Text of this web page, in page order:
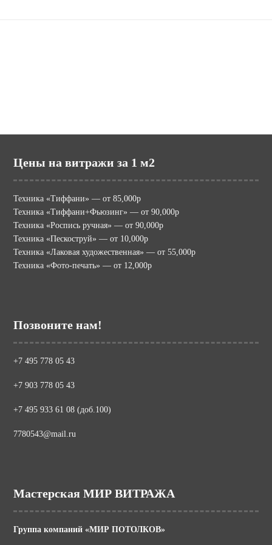
Цены на витражи за 1 м2
Техника «Тиффани» — от 85,000р
Техника «Тиффани+Фьюзинг» — от 90,000р
Техника «Роспись ручная» — от 90,000р
Техника «Пескоструй» — от 10,000р
Техника «Лаковая художественная» — от 55,000р
Техника «Фото-печать» — от 12,000р
Позвоните нам!
+7 495 778 05 43
+7 903 778 05 43
+7 495 933 61 08 (доб.100)
7780543@mail.ru
Мастерская МИР ВИТРАЖА
Группа компаний «МИР ПОТОЛКОВ»